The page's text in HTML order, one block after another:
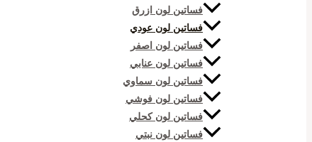
فساتين لون ازرق
فساتين لون عودي
فساتين لون اصفر
فساتين لون عنابي
فساتين لون سماوي
فساتين لون فوشي
فساتين لون كحلي
فساتين لون نبتي